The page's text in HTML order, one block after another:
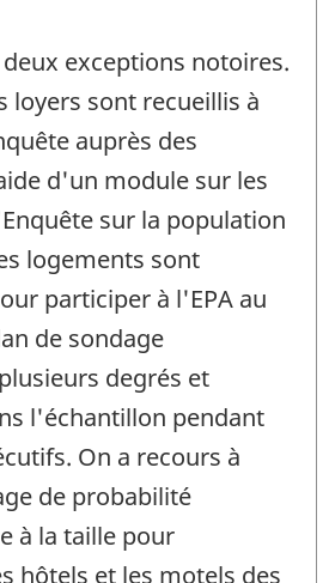
exceptions notoires.
loyers sont recueillis à
auprès des
d'un module sur les
sur la population
logements sont
participer à l'EPA au
de sondage
degrés et
l'échantillon pendant
On a recours à
de probabilité
à la taille pour
hôtels et les motels des